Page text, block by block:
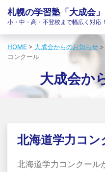
札幌の学習塾「大成会」
小・中・高・不登校まで幅広く対応！
HOME > 大成会からのお知らせ >
コンクール
大成会か
北海道学力コン
北海道学力コンクール